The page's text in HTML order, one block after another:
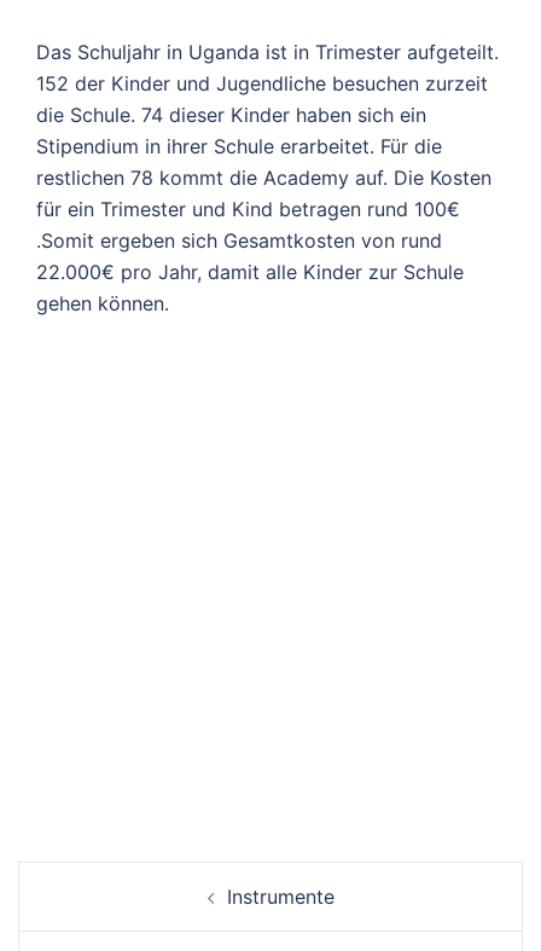
Das Schuljahr in Uganda ist in Trimester aufgeteilt.
152 der Kinder und Jugendliche besuchen zurzeit
die Schule. 74 dieser Kinder haben sich ein
Stipendium in ihrer Schule erarbeitet. Für die
restlichen 78 kommt die Academy auf. Die Kosten
für ein Trimester und Kind betragen rund 100€
.Somit ergeben sich Gesamtkosten von rund
22.000€ pro Jahr, damit alle Kinder zur Schule
gehen können.
Instrumente